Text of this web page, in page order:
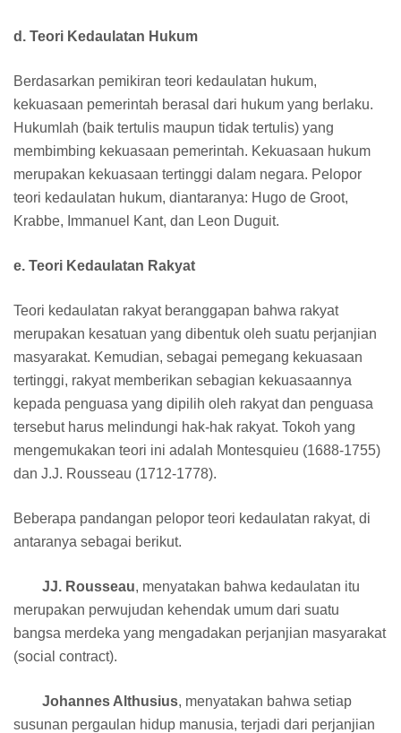
d. Teori Kedaulatan Hukum
Berdasarkan pemikiran teori kedaulatan hukum,
kekuasaan peme­rintah berasal dari hukum yang berlaku.
Hukumlah (baik tertulis maupun tidak tertulis) yang
membimbing kekuasaan pemerintah. Kekuasaan hukum
merupakan kekuasaan tertinggi dalam negara. Pelopor
teori kedaulatan hukum, diantaranya: Hugo de Groot,
Krabbe, Immanuel Kant, dan Leon Duguit.
e. Teori Kedaulatan Rakyat
Teori kedaulatan rakyat beranggapan bahwa rakyat
merupakan kesatuan yang dibentuk oleh suatu perjanjian
masyarakat. Kemudian, sebagai pemegang kekuasaan
tertinggi, rakyat memberikan sebagian kekuasaannya
kepada penguasa yang dipilih oleh rakyat dan penguasa
tersebut harus melindungi hak-hak rakyat. Tokoh yang
mengemukakan teori ini adalah Montesquieu (1688-1755)
dan J.J. Rousseau (1712-1778).
Beberapa pandangan pelopor teori kedaulatan rakyat, di
antaranya sebagai berikut.
JJ. Rousseau, menyatakan bahwa kedaulatan itu
merupakan perwujudan kehendak umum dari suatu
bangsa merdeka yang mengadakan perjanjian masyarakat
(social contract).
Johannes Althusius, menyatakan bahwa setiap
susunan pergaulan hidup manusia, terjadi dari perjanjian